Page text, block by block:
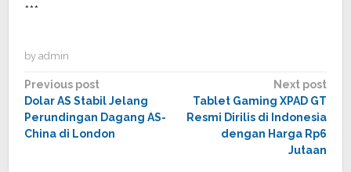
***
by admin
Post
navigation
Previous post
Dolar AS Stabil Jelang
Perundingan Dagang AS-
China di London
Next post
Tablet Gaming XPAD GT
Resmi Dirilis di Indonesia
dengan Harga Rp6
Jutaan